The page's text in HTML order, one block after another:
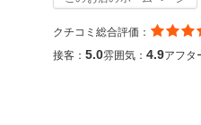
クチコミ総合評価：
接客： 5.0雰囲気： 4.9アフタ